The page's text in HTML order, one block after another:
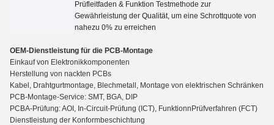
Prüfleitfaden & Funktion Testmethode zur
Gewährleistung der Qualität, um eine Schrottquote von
nahezu 0% zu erreichen
OEM-Dienstleistung für die PCB-Montage
Einkauf von Elektronikkomponenten
Herstellung von nackten PCBs
Kabel, Drahtgurtmontage, Blechmetall, Montage von elektrischen Schränken
PCB-Montage-Service: SMT, BGA, DIP
PCBA-Prüfung: AOI, In-Circuit-Prüfung (ICT), FunktionnPrüfverfahren (FCT)
Dienstleistung der Konformbeschichtung